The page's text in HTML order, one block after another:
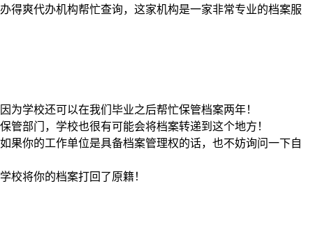
得爽代办机构帮忙查询，这家机构是一家非常专业的档案服
学校还可以在我们毕业之后帮忙保管档案两年！
部门，学校也很有可能会将档案转递到这个地方！
果你的工作单位是具备档案管理权的话，也不妨询问一下自
校将你的档案打回了原籍！